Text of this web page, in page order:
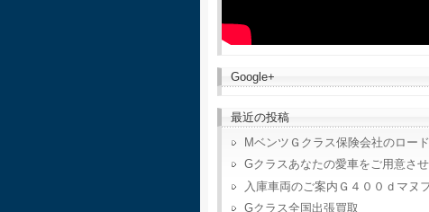
Google+
最近の投稿
MベンツＧクラス保険会社のロー
Gクラスあなたの愛車をご用意さ
入庫車両のご案内Ｇ４００ｄマヌ
Gクラス全国出張買取